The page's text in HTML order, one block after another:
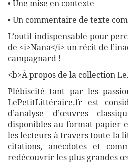
• Une mise en contexte
• Un commentaire de texte
L’outil indispensable pour
de <i>Nana</i> un récit de
campagnard !
<b>À propos de la collection
Plébiscité tant par les
LePetitLittéraire.fr est
d’analyse d’œuvres
disponibles au format papier
les lecteurs à travers toute la
citations, anecdotes et
redécouvrir les plus grandes